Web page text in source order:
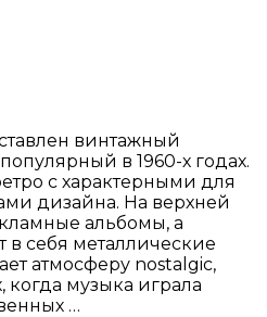
винтажный
в 1960-х годах.
с характерными для
дизайна. На верхней
альбомы, а
в себя металлические
атмосферу nostalgic,
музыка играла
…